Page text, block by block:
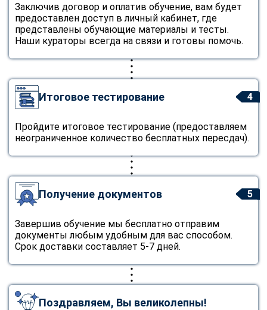
Заключив договор и оплатив обучение, вам будет
предоставлен доступ в личный кабинет, где
представлены обучающие материалы и тесты.
Наши кураторы всегда на связи и готовы помочь.
4
Итоговое тестирование
Пройдите итоговое тестирование (предоставляем
неограниченное количество бесплатных пересдач).
5
Получение документов
Завершив обучение мы бесплатно отправим
документы любым удобным для вас способом.
Срок доставки составляет 5-7 дней.
Поздравляем, Вы великолепны!